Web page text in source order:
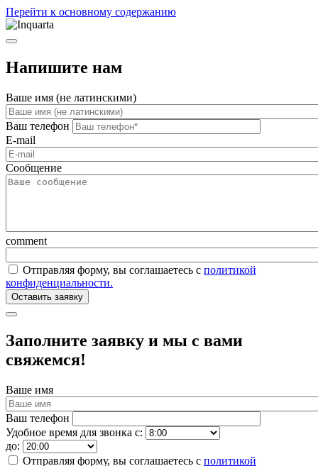
Перейти к основному содержанию
Напишите нам
Ваше имя (не латинскими)
Ваш телефон
E-mail
Сообщение
comment
Отправляя форму, вы соглашаетесь с политикой
конфиденциальности.
Заполните заявку и мы с вами
свяжемся!
Ваше имя
Ваш телефон
Удобное время для звонка с:
до:
Отправляя форму, вы соглашаетесь с политикой